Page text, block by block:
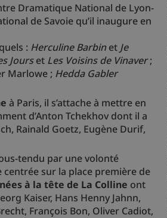
Dramatique National de Lyon-
de Savoie qu’il inaugure en
: Herculine Barbinet Je
Jourset Les Voisins de Vinaver;
Marlowe ; Hedda Gabler
à Paris, il s’attache à mettre en
d’Anton Tchekhov dont il a
Rainald Goetz, Eugène Durif,
tendu par une volonté
centrée sur la place première de
à la tête de La Colline ont
Kaiser, Hans Henny Jahnn,
François Bon, Oliver Cadiot,